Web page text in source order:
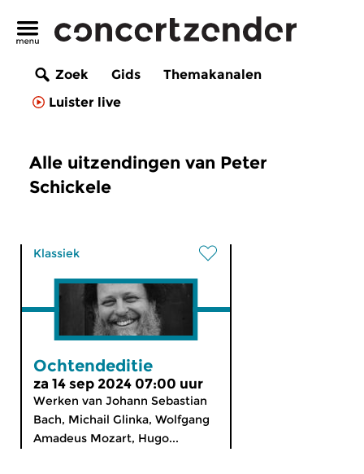
Zoek Gids
Themakanalen
Luister live
Alle uitzendingen van Peter
Schickele
Klassiek
Ochtendeditie
za 14 sep 2024 07:00 uur
Werken van Johann Sebastian
Bach, Michail Glinka, Wolfgang
Amadeus Mozart, Hugo...